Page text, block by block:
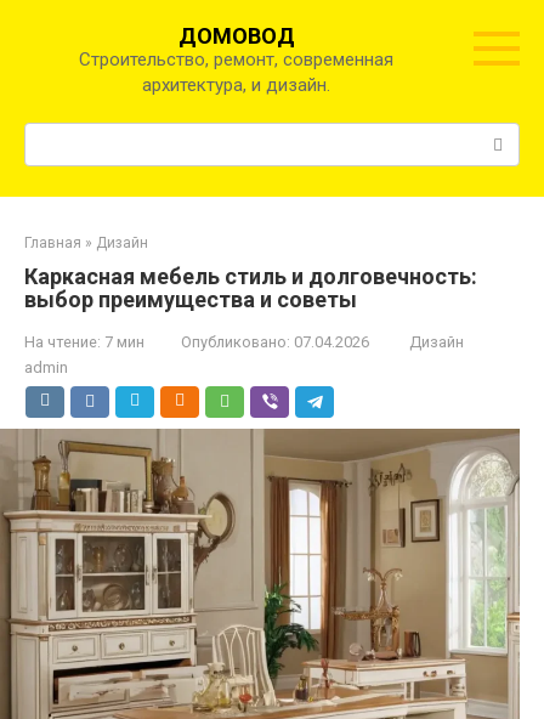
ДОМОВОД
Строительство, ремонт, современная
архитектура, и дизайн.
Главная » Дизайн
Каркасная мебель стиль и долговечность:
выбор преимущества и советы
На чтение: 7 мин Опубликовано: 07.04.2026
Дизайн
admin